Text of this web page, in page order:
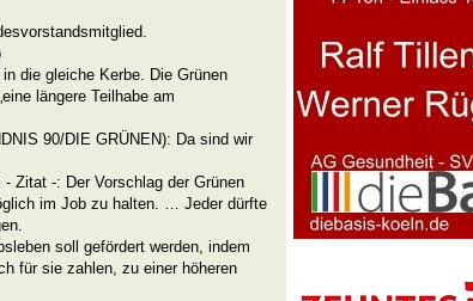
die gleiche Kerbe. Die Grünen
längere Teilhabe am
90/DIE GRÜNEN): Da sind wir
Zitat -: Der Vorschlag der Grünen
im Job zu halten. … Jeder dürfte
soll gefördert werden, indem
für sie zahlen, zu einer höheren